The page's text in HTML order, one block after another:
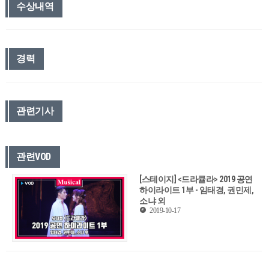
수상내역
경력
관련기사
관련VOD
[스테이지] <드라큘라> 2019 공연
하이라이트 1부 - 임태경, 권민제,
소냐 외
2019-10-17